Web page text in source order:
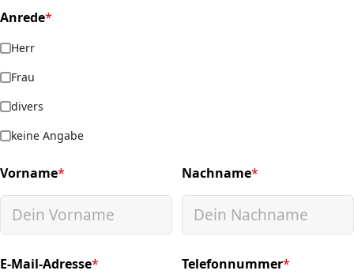
Anrede*
(required)
Herr
Frau
divers
keine Angabe
Vorname*
(required) Nachname*
(required)
E-Mail-Adresse*
(required) Telefonnummer*
(required)